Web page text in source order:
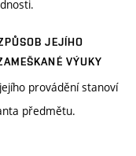
JEJÍHO
VÝUKY
provádění stanoví
předmětu.